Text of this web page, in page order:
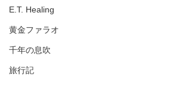
E.T. Healing
黄金ファラオ
千年の息吹
旅行記